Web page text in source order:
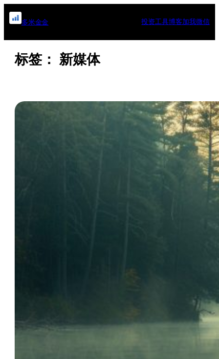
跳
至
多米金金 投资工具博客加我微信
标签： 新媒体